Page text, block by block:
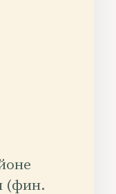
(фин.